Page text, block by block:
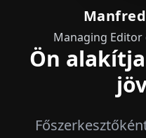
Managing Editor
Ön